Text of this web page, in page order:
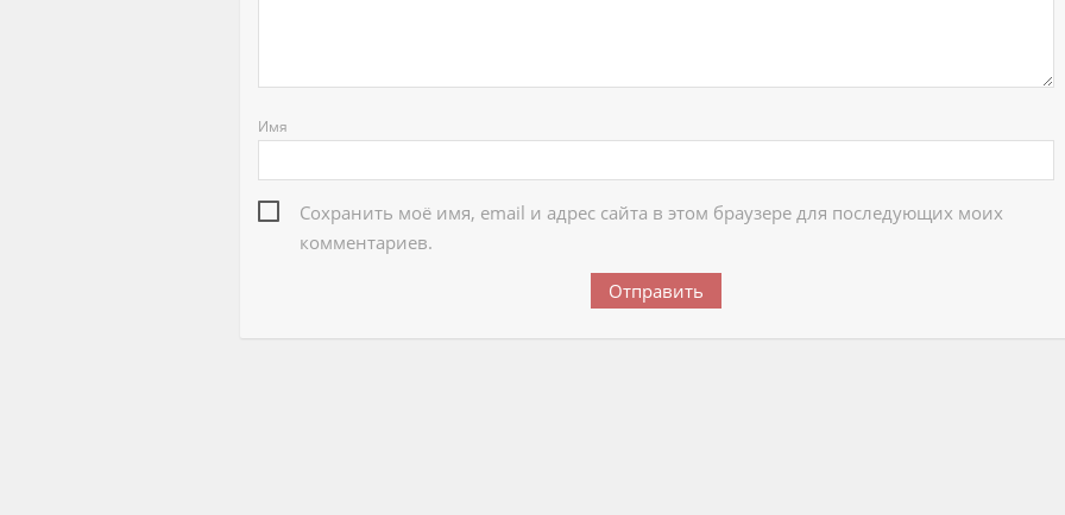
Имя
Сохранить моё имя, email и адрес сайта в этом браузере для последующих моих
комментариев.